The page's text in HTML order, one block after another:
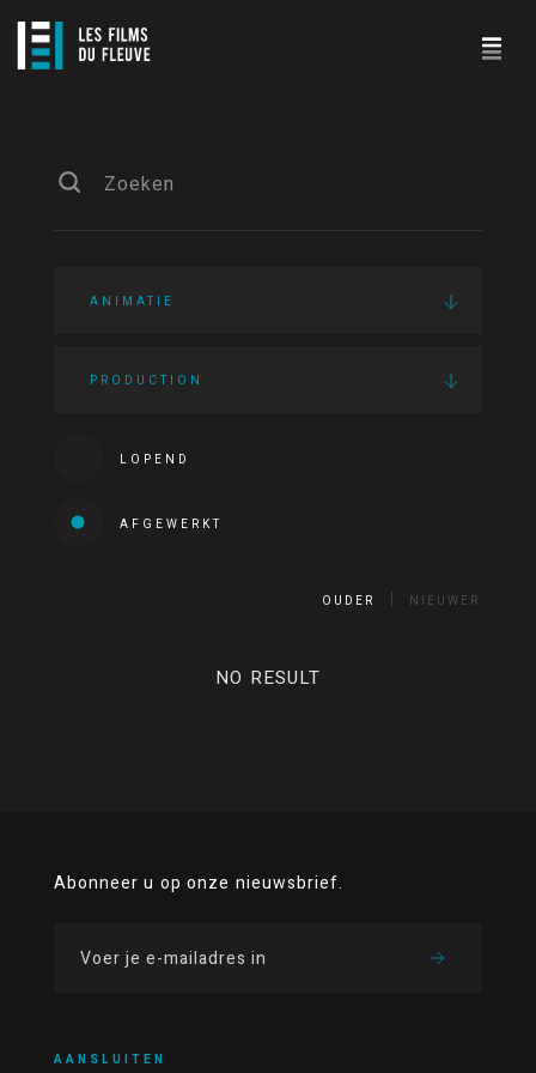
ANIMATIE
PRODUCTION
LOPEND
AFGEWERKT
OUDER NIEUWER
NO RESULT
Abonneer u op onze nieuwsbrief.
AANSLUITEN